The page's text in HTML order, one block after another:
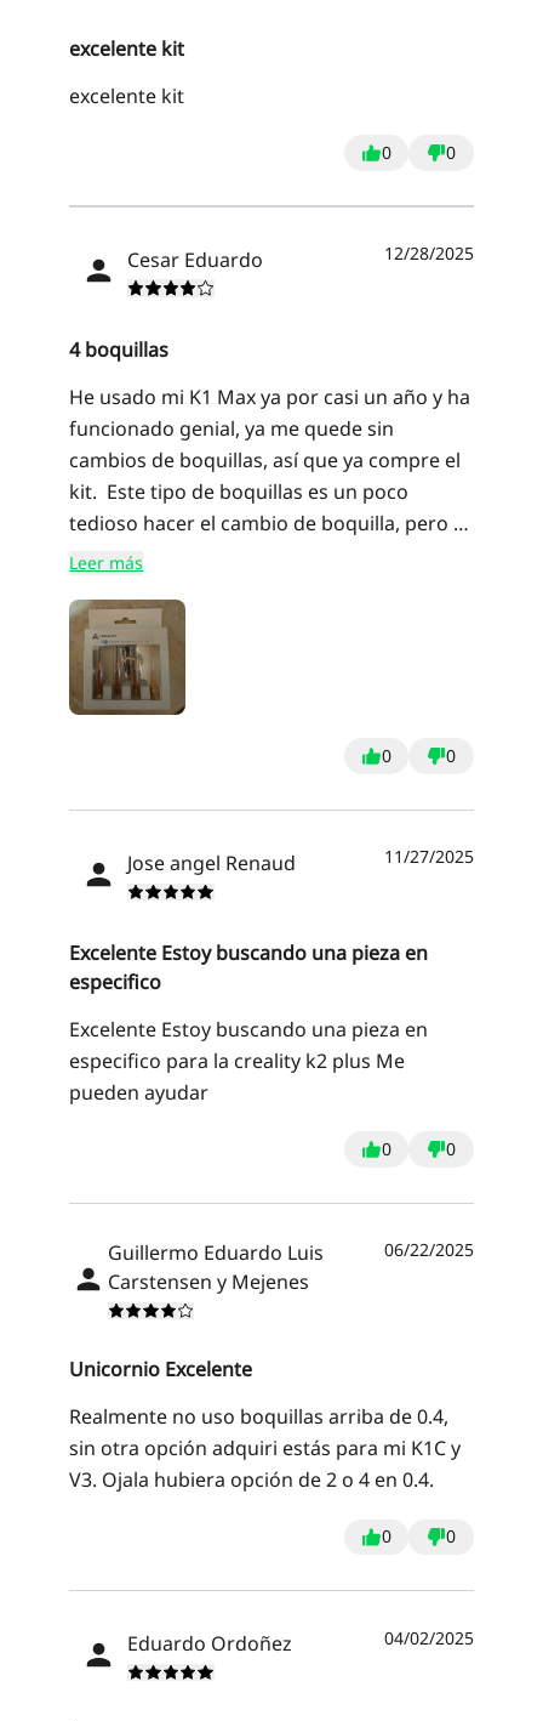
excelente kit
excelente kit
0 0
Cesar Eduardo 12/28/2025
4 boquillas
He usado mi K1 Max ya por casi un año y ha
funcionado genial, ya me quede sin
cambios de boquillas, así que ya compre el
kit. Este tipo de boquillas es un poco
tedioso hacer el cambio de boquilla, pero te
acostumbras con el tiempo, quisiera de
baratas y son 100% originales.
Leer más
0 0
Jose angel Renaud 11/27/2025
Excelente Estoy buscando una pieza en
especifico
Excelente Estoy buscando una pieza en
especifico para la creality k2 plus Me
pueden ayudar
0 0
Guillermo Eduardo Luis
Carstensen y Mejenes
06/22/2025
Unicornio Excelente
Realmente no uso boquillas arriba de 0.4,
sin otra opción adquiri estás para mi K1C y
V3. Ojala hubiera opción de 2 o 4 en 0.4.
0 0
Eduardo Ordoñez 04/02/2025